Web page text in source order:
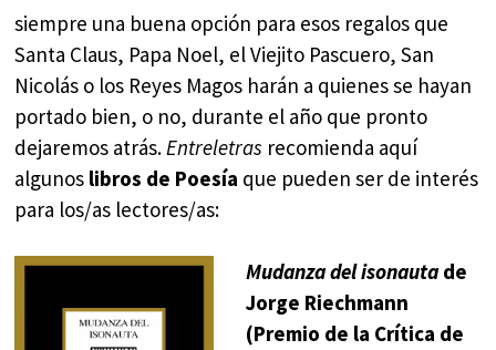
siempre una buena opción para esos regalos que
Santa Claus, Papa Noel, el Viejito Pascuero, San
Nicolás o los Reyes Magos harán a quienes se hayan
portado bien, o no, durante el año que pronto
dejaremos atrás.Entreletras recomienda aquí
algunos libros de Poesía que pueden ser de interés
para los/as lectores/as:
Mudanza del isonautade
Jorge Riechmann
(Premio de la Crítica de